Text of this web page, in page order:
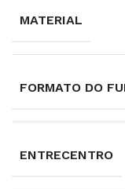
MATERIAL
FORMATO DO
ENTRECENTRO